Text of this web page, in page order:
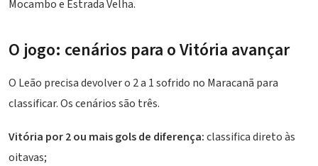
Mocambo e Estrada Velha.
O jogo: cenários para o Vitória avançar
O Leão precisa devolver o 2 a 1 sofrido no Maracanã para
classificar. Os cenários são três.
Vitória por 2 ou mais gols de diferença:classifica direto às
oitavas;